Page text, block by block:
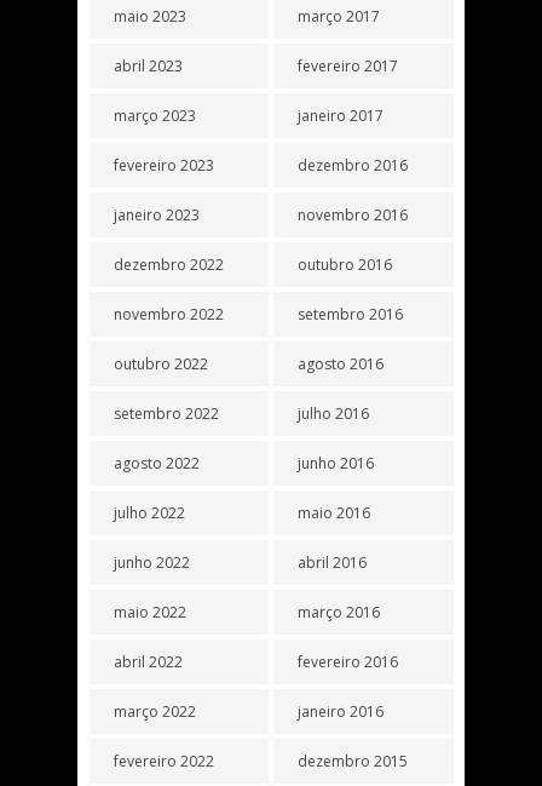
maio 2023
abril 2023
março 2023
fevereiro 2023
janeiro 2023
dezembro 2022
novembro 2022
outubro 2022
setembro 2022
agosto 2022
julho 2022
junho 2022
maio 2022
abril 2022
março 2022
fevereiro 2022
março 2017
fevereiro 2017
janeiro 2017
dezembro 2016
novembro 2016
outubro 2016
setembro 2016
agosto 2016
julho 2016
junho 2016
maio 2016
abril 2016
março 2016
fevereiro 2016
janeiro 2016
dezembro 2015